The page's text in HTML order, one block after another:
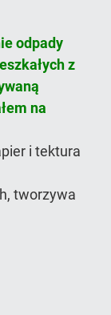
odpady
z
na
i tektura
tworzywa